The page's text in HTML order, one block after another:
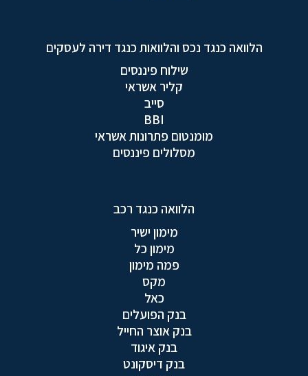
הלוואה כנגד נכס והלוואות כנגד דירה לעסקים
שילוח פיננסים
קליר אשראי
סייב
BBI
מומנטום פתרונות אשראי
מסלולים פיננסים
הלוואה כנגד רכב
מימון ישיר
מימון כל
פמה מימון
מקס
כאל
בנק הפועלים
בנק אוצר החייל
בנק איגוד
בנק דיסקונט